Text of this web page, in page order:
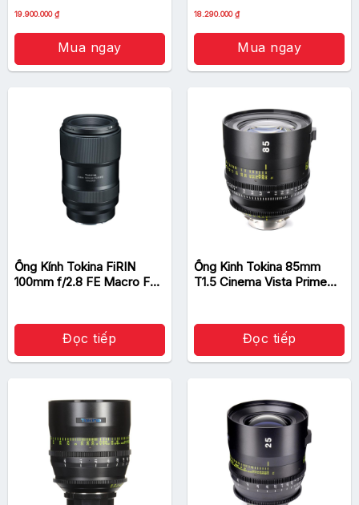
Giá
là:
20.900.000 ₫.
19.900.000₫Giá
hiện
tại
là:
19.900.000 ₫.
Mua ngay
18.290.000₫
Mua ngay
Ống Kính Tokina FiRIN
100mm f/2.8 FE Macro For
Đọc tiếp
Ống Kinh Tokina 85mm
T1.5 Cinema Vista Prime
Đọc tiếp